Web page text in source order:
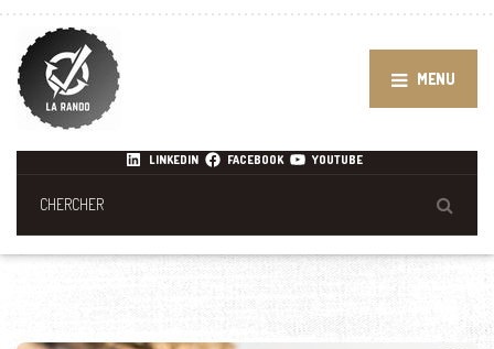
MENU
LINKEDIN FACEBOOK YOUTUBE